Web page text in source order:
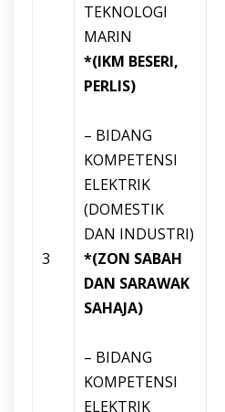
3
TEKNOLOGI
MARIN
*(IKM BESERI,
PERLIS)
– BIDANG
KOMPETENSI
ELEKTRIK
(DOMESTIK
DAN INDUSTRI)
*(ZON SABAH
DAN SARAWAK
SAHAJA)
– BIDANG
KOMPETENSI
ELEKTRIK